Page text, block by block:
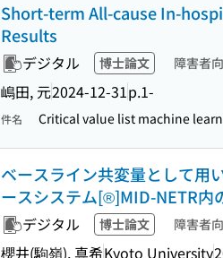
Short-term All-cause In-
Results
デジタル 博士論文 障害者
嶋田, 元2024-12-31p.1-
件名 Critical value list machine
ベースライン共変量として用
ースシステム[®]MID-NETR内
デジタル 博士論文 障害者
櫻井(駒嶺), 真希Kyoto University